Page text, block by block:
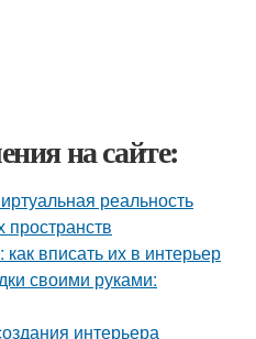
на сайте:
реальность
пространств
вписать их в интерьер
своими руками:
интерьера